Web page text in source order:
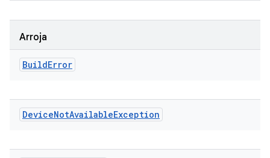
Arroja
BuildError
DeviceNotAvailableException